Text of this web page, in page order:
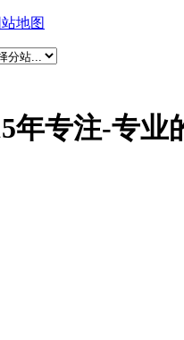
站地图
年专注-专业